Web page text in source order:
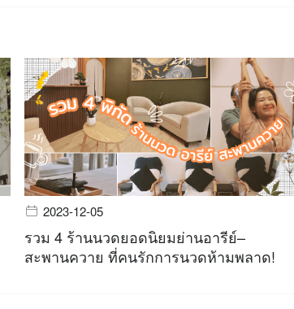
2023-12-05
รวม 4 ร้านนวดยอดนิยมย่านอารีย์–
สะพานควาย ที่คนรักการนวดห้ามพลาด!